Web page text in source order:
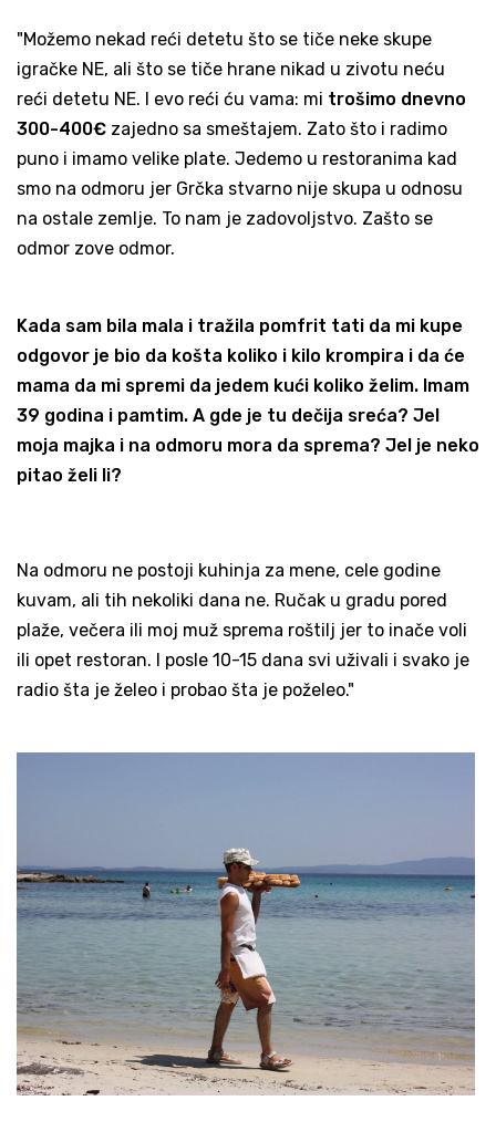
"Možemo nekad reći detetu što se tiče neke skupe
igračke NE, ali što se tiče hrane nikad u zivotu neću
reći detetu NE. I evo reći ću vama: mi trošimo dnevno
300-400€ zajedno sa smeštajem. Zato što i radimo
puno i imamo velike plate. Jedemo u restoranima kad
smo na odmoru jer Grčka stvarno nije skupa u odnosu
na ostale zemlje. To nam je zadovoljstvo. Zašto se
odmor zove odmor.
Kada sam bila mala i tražila pomfrit tati da mi kupe
odgovor je bio da košta koliko i kilo krompira i da će
mama da mi spremi da jedem kući koliko želim. Imam
39 godina i pamtim. A gde je tu dečija sreća? Jel
moja majka i na odmoru mora da sprema? Jel je neko
pitao želi li?
Na odmoru ne postoji kuhinja za mene, cele godine
kuvam, ali tih nekoliki dana ne. Ručak u gradu pored
plaže, večera ili moj muž sprema roštilj jer to inače voli
ili opet restoran. I posle 10-15 dana svi uživali i svako je
radio šta je želeo i probao šta je poželeo."